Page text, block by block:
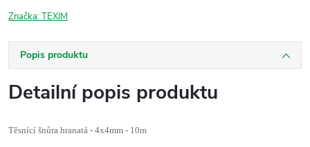
Značka:TEXIM
Popis produktu
Detailní popis produktu
Těsnící šnůra hranatá - 4x4mm - 10m